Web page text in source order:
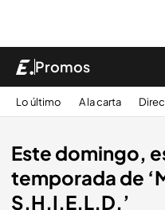
Promos
Lo último A la carta
Este domingo,
temporada de
S.H.I.E.L.D.’